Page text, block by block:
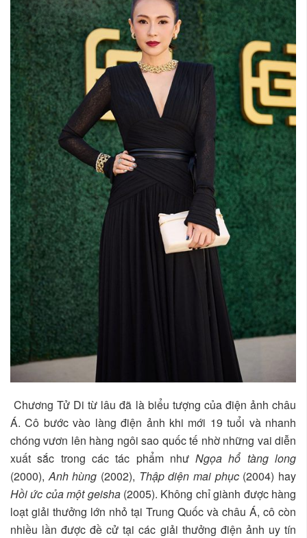
Chương Tử Di từ lâu đã là biểu tượng của điện ảnh châu
Á. Cô bước vào làng điện ảnh khi mới 19 tuổi và nhanh
chóng vươn lên hàng ngôi sao quốc tế nhờ những vai diễn
xuất sắc trong các tác phẩm nhưNgọa hổ tàng long
(2000),Anh hùng (2002), Thập diện mai phục(2004) hay
Hồi ức của một geisha(2005). Không chỉ giành được hàng
loạt giải thưởng lớn nhỏ tại Trung Quốc và châu Á, cô còn
nhiều lần được đề cử tại các giải thưởng điện ảnh uy tín